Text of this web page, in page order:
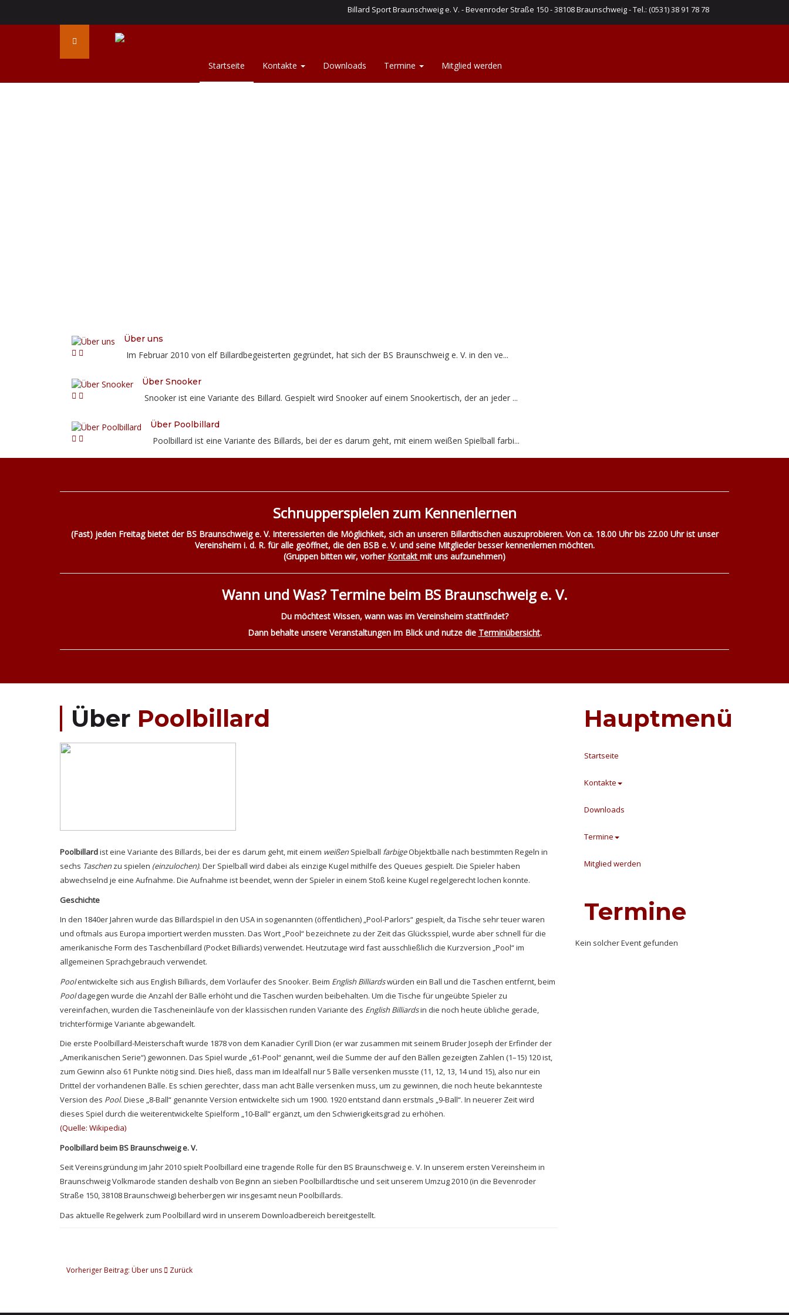
Billard Sport Braunschweig e. V. - Bevenroder Straße 150 - 38108 Braunschweig - Tel.: (0531) 38 91 78 78
Startseite Kontakte Downloads Termine Mitglied werden
Über uns
Im Februar 2010 von elf Billardbegeisterten gegründet, hat sich der BS Braunschweig e. V. in den ve...
Über Snooker
Snooker ist eine Variante des Billard. Gespielt wird Snooker auf einem Snookertisch, der an jeder ...
Über Poolbillard
Poolbillard ist eine Variante des Billards, bei der es darum geht, mit einem weißen Spielball farbi...
Schnupperspielen zum Kennenlernen
(Fast) jeden Freitag bietet der BS Braunschweig e. V. Interessierten die Möglichkeit, sich an unseren Billardtischen auszuprobieren. Von ca. 18.00 Uhr bis 22.00 Uhr ist unser
Vereinsheim i. d. R. für alle geöffnet, die den BSB e. V. und seine Mitglieder besser kennenlernen möchten.
(Gruppen bitten wir, vorher Kontakt mit uns aufzunehmen)
Wann und Was? Termine beim BS Braunschweig e. V.
Du möchtest Wissen, wann was im Vereinsheim stattfindet?
Dann behalte unsere Veranstaltungen im Blick und nutze die Terminübersicht.
Über Poolbillard
Poolbillardist eine Variante des Billards, bei der es darum geht, mit einem weißenSpielball farbigeObjektbälle nach bestimmten Regeln in
sechs Taschenzu spielen (einzulochen). Der Spielball wird dabei als einzige Kugel mithilfe des Queues gespielt. Die Spieler haben
abwechselnd je eine Aufnahme. Die Aufnahme ist beendet, wenn der Spieler in einem Stoß keine Kugel regelgerecht lochen konnte.
Geschichte
In den 1840er Jahren wurde das Billardspiel in den USA in sogenannten (öffentlichen) „Pool-Parlors“ gespielt, da Tische sehr teuer waren
und oftmals aus Europa importiert werden mussten. Das Wort „Pool“ bezeichnete zu der Zeit das Glücksspiel, wurde aber schnell für die
amerikanische Form des Taschenbillard (Pocket Billiards) verwendet. Heutzutage wird fast ausschließlich die Kurzversion „Pool“ im
allgemeinen Sprachgebrauch verwendet.
Poolentwickelte sich aus English Billiards, dem Vorläufer des Snooker. Beim English Billiardswürden ein Ball und die Taschen entfernt, beim
Pooldagegen wurde die Anzahl der Bälle erhöht und die Taschen wurden beibehalten. Um die Tische für ungeübte Spieler zu
vereinfachen, wurden die Tascheneinläufe von der klassischen runden Variante des English Billiardsin die noch heute übliche gerade,
trichterförmige Variante abgewandelt.
Die erste Poolbillard-Meisterschaft wurde 1878 von dem Kanadier Cyrill Dion (er war zusammen mit seinem Bruder Joseph der Erfinder der
„Amerikanischen Serie“) gewonnen. Das Spiel wurde „61-Pool“ genannt, weil die Summe der auf den Bällen gezeigten Zahlen (1–15) 120 ist,
zum Gewinn also 61 Punkte nötig sind. Dies hieß, dass man im Idealfall nur 5 Bälle versenken musste (11, 12, 13, 14 und 15), also nur ein
Drittel der vorhandenen Bälle. Es schien gerechter, dass man acht Bälle versenken muss, um zu gewinnen, die noch heute bekannteste
Version des Pool. Diese „8-Ball“ genannte Version entwickelte sich um 1900. 1920 entstand dann erstmals „9-Ball“. In neuerer Zeit wird
dieses Spiel durch die weiterentwickelte Spielform „10-Ball“ ergänzt, um den Schwierigkeitsgrad zu erhöhen.
(Quelle: Wikipedia)
Poolbillard beim BS Braunschweig e. V.
Seit Vereinsgründung im Jahr 2010 spielt Poolbillard eine tragende Rolle für den BS Braunschweig e. V. In unserem ersten Vereinsheim in
Braunschweig Volkmarode standen deshalb von Beginn an sieben Poolbillardtische und seit unserem Umzug 2010 (in die Bevenroder
Straße 150, 38108 Braunschweig) beherbergen wir insgesamt neun Poolbillards.
Das aktuelle Regelwerk zum Poolbillard wird in unserem Downloadbereich bereitgestellt.
Vorheriger Beitrag: Über uns Zurück
Hauptmenü
Startseite
Kontakte
Downloads
Termine
Mitglied werden
Termine
Kein solcher Event gefunden